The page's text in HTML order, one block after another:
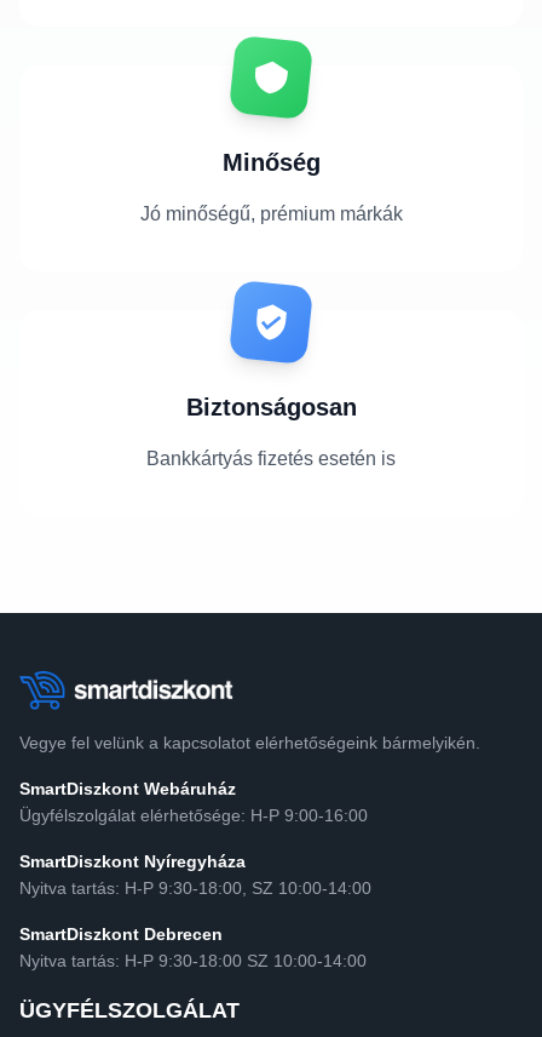
Minőség
Jó minőségű, prémium márkák
Biztonságosan
Bankkártyás fizetés esetén is
Vegye fel velünk a kapcsolatot elérhetőségeink bármelyikén.
SmartDiszkont Webáruház
Ügyfélszolgálat elérhetősége: H-P 9:00-16:00
SmartDiszkont Nyíregyháza
Nyitva tartás: H-P 9:30-18:00, SZ 10:00-14:00
SmartDiszkont Debrecen
Nyitva tartás: H-P 9:30-18:00 SZ 10:00-14:00
ÜGYFÉLSZOLGÁLAT